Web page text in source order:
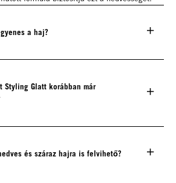
a haj?
Styling Glatt korábban már
és száraz hajra is felvihető?